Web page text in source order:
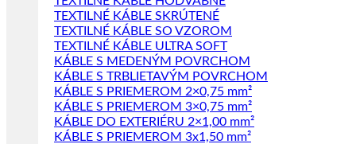
TEXTILNÉ KÁBLE SKRÚTENÉ
TEXTILNÉ KÁBLE SO VZOROM
TEXTILNÉ KÁBLE ULTRA SOFT
KÁBLE S MEDENÝM POVRCHOM
KÁBLE S TRBLIETAVÝM POVRCHOM
KÁBLE S PRIEMEROM 2×0,75 mm²
KÁBLE S PRIEMEROM 3×0,75 mm²
KÁBLE DO EXTERIÉRU 2×1,00 mm²
KÁBLE S PRIEMEROM 3x1,50 mm²